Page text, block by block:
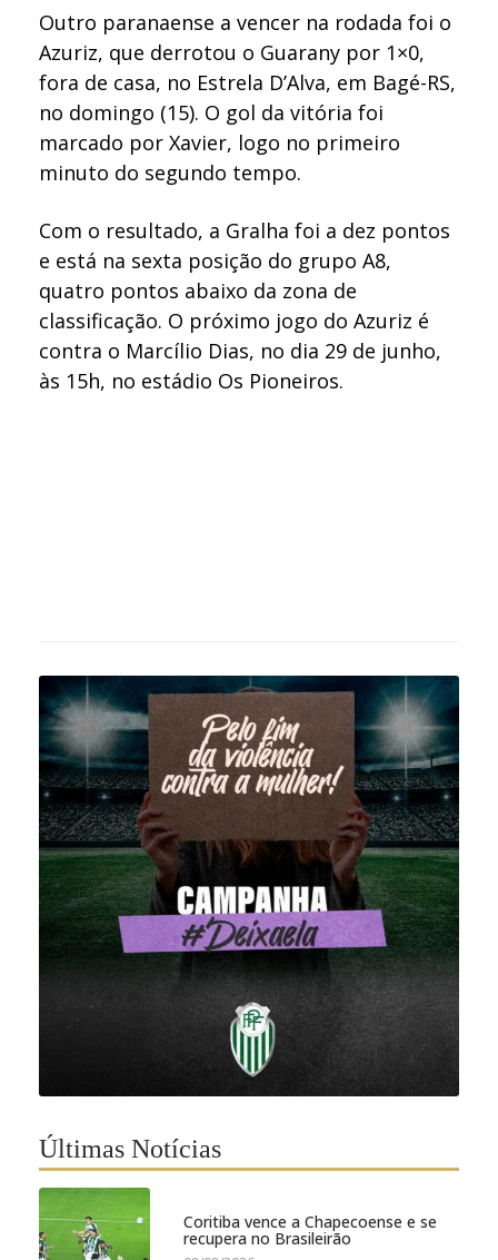
Outro paranaense a vencer na rodada foi o
Azuriz, que derrotou o Guarany por 1×0,
fora de casa, no Estrela D’Alva, em Bagé-RS,
no domingo (15). O gol da vitória foi
marcado por Xavier, logo no primeiro
minuto do segundo tempo.
Com o resultado, a Gralha foi a dez pontos
e está na sexta posição do grupo A8,
quatro pontos abaixo da zona de
classificação. O próximo jogo do Azuriz é
contra o Marcílio Dias, no dia 29 de junho,
às 15h, no estádio Os Pioneiros.
Últimas Notícias
Coritiba vence a Chapecoense e se
recupera no Brasileirão